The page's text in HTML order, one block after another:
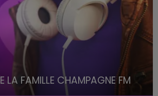
LA FAMILLE CHAMPAGNE FM